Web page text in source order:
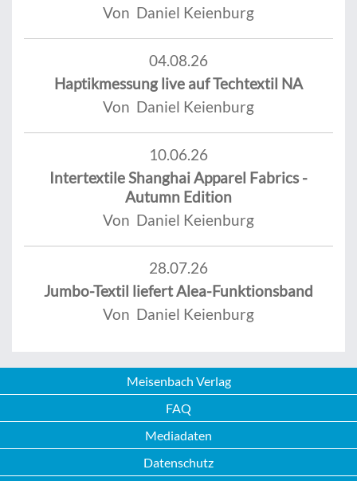
Von Daniel Keienburg
04.08.26
Haptikmessung live auf Techtextil NA
Von Daniel Keienburg
10.06.26
Intertextile Shanghai Apparel Fabrics -
Autumn Edition
Von Daniel Keienburg
28.07.26
Jumbo-Textil liefert Alea-Funktionsband
Von Daniel Keienburg
Meisenbach Verlag
FAQ
Mediadaten
Datenschutz